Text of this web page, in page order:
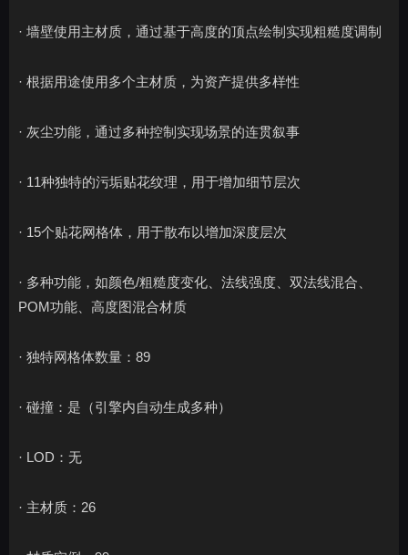
· 墙壁使用主材质，通过基于高度的顶点绘制实现粗糙度调制
· 根据用途使用多个主材质，为资产提供多样性
· 灰尘功能，通过多种控制实现场景的连贯叙事
· 11种独特的污垢贴花纹理，用于增加细节层次
· 15个贴花网格体，用于散布以增加深度层次
· 多种功能，如颜色/粗糙度变化、法线强度、双法线混合、
POM功能、高度图混合材质
· 独特网格体数量：89
· 碰撞：是（引擎内自动生成多种）
· LOD：无
· 主材质：26